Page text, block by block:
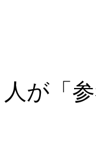
人が「